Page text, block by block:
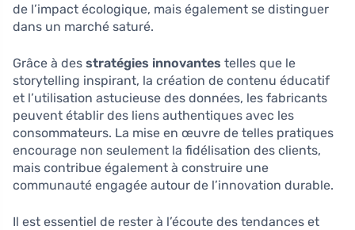
de l’impact écologique, mais également se distinguer
dans un marché saturé.
Grâce à des stratégies innovantes telles que le
storytelling inspirant, la création de contenu éducatif
et l’utilisation astucieuse des données, les fabricants
peuvent établir des liens authentiques avec les
consommateurs. La mise en œuvre de telles pratiques
encourage non seulement la fidélisation des clients,
mais contribue également à construire une
communauté engagée autour de l’innovation durable.
Il est essentiel de rester à l’écoute des tendances et